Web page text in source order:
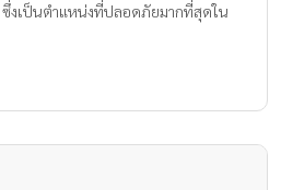
งเป็นตำแหน่งที่ปลอดภัยมากที่สุดใน
กจากการทำงานของถุงลมนิรภัย